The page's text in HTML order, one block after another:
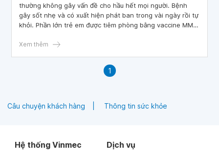
thường không gây vấn đề cho hầu hết mọi người. Bệnh
gây sốt nhẹ và có xuất hiện phát ban trong vài ngày rồi tự
khỏi. Phần lớn trẻ em được tiêm phòng bằng vaccine MMR
Xem thêm
1
Câu chuyện khách hàng Thông tin sức khỏe
Hệ thống Vinmec Dịch vụ